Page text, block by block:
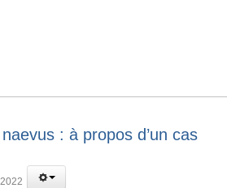
: à propos d’un cas